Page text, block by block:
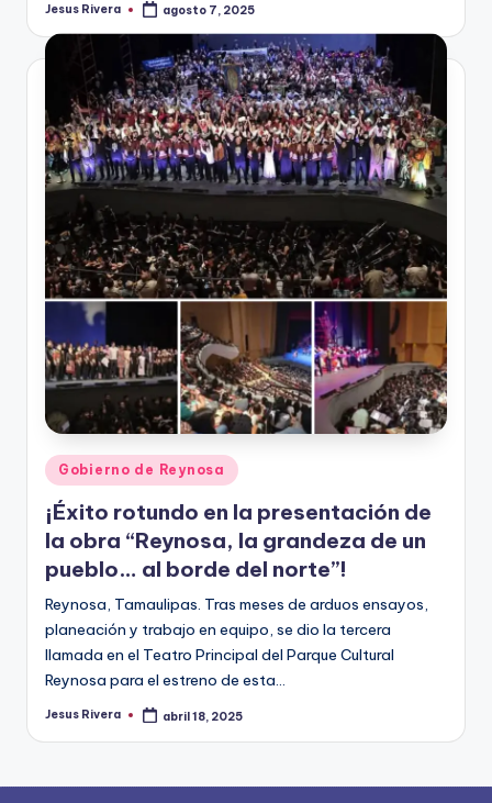
Publicado
Jesus Rivera agosto 7, 2025
Publicado
en
Gobierno de Reynosa
¡Éxito rotundo en la presentación de
la obra “Reynosa, la grandeza de un
pueblo… al borde del norte”!
Reynosa, Tamaulipas. Tras meses de arduos ensayos,
planeación y trabajo en equipo, se dio la tercera
llamada en el Teatro Principal del Parque Cultural
Reynosa para el estreno de esta…
Publicado
Jesus Rivera abril 18, 2025